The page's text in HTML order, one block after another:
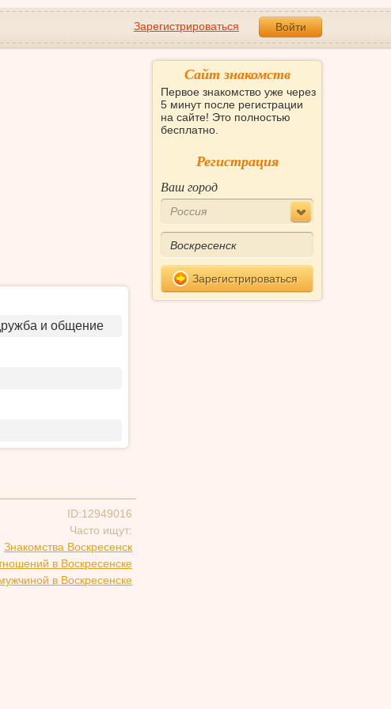
Зарегистрироваться Войти
и общение
ID:12949016
Часто ищут:
Знакомства Воскресенск
в Воскресенске
в Воскресенске
Сайт знакомств
Первое знакомство уже через
5 минут после регистрации
на сайте! Это полностью
бесплатно.
Регистрация
Ваш город
Россия
Зарегистрироваться